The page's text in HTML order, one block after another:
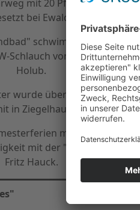
mit 20 Pf. Lohn, sofort
bei Ewald-Eis.
schwimmen ohne den
Schlauch von Bademeister
Holub.
wurde über 100 Jahre alt
in Ziegelhausen Maßstäbe
manchmal
mit der "Quickly" von
Fritz Hauck.